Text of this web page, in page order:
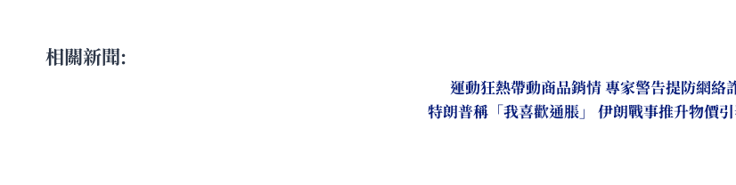
相關新聞:
運動狂熱帶動商品銷情 專家警告提防網絡
特朗普稱「我喜歡通脹」 伊朗戰事推升物價